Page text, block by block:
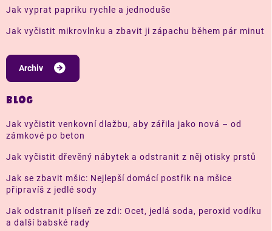
Jak vyprat papriku rychle a jednoduše
Jak vyčistit mikrovlnku a zbavit ji zápachu během pár minut
Archiv
BLOG
Jak vyčistit venkovní dlažbu, aby zářila jako nová – od
zámkové po beton
Jak vyčistit dřevěný nábytek a odstranit z něj otisky prstů
Jak se zbavit mšic: Nejlepší domácí postřik na mšice
připravíš z jedlé sody
Jak odstranit plíseň ze zdi: Ocet, jedlá soda, peroxid vodíku
a další babské rady